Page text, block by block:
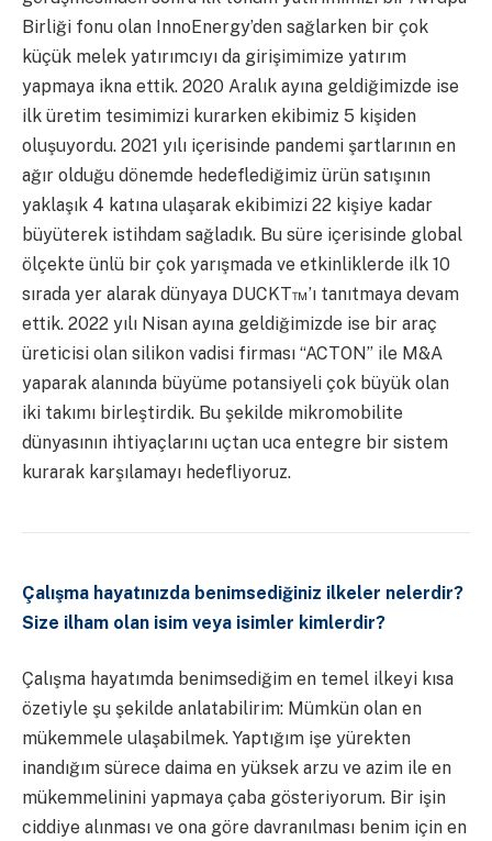
Birliği fonu olan InnoEnergy’den sağlarken bir çok
küçük melek yatırımcıyı da girişimimize yatırım
yapmaya ikna ettik. 2020 Aralık ayına geldiğimizde ise
ilk üretim tesimimizi kurarken ekibimiz 5 kişiden
oluşuyordu. 2021 yılı içerisinde pandemi şartlarının en
ağır olduğu dönemde hedeflediğimiz ürün satışının
yaklaşık 4 katına ulaşarak ekibimizi 22 kişiye kadar
büyüterek istihdam sağladık. Bu süre içerisinde global
ölçekte ünlü bir çok yarışmada ve etkinliklerde ilk 10
sırada yer alarak dünyaya DUCKT™’ı tanıtmaya devam
ettik. 2022 yılı Nisan ayına geldiğimizde ise bir araç
üreticisi olan silikon vadisi firması “ACTON” ile M&A
yaparak alanında büyüme potansiyeli çok büyük olan
iki takımı birleştirdik. Bu şekilde mikromobilite
dünyasının ihtiyaçlarını uçtan uca entegre bir sistem
kurarak karşılamayı hedefliyoruz.
Çalışma hayatınızda benimsediğiniz ilkeler nelerdir?
Size ilham olan isim veya isimler kimlerdir?
Çalışma hayatımda benimsediğim en temel ilkeyi kısa
özetiyle şu şekilde anlatabilirim: Mümkün olan en
mükemmele ulaşabilmek. Yaptığım işe yürekten
inandığım sürece daima en yüksek arzu ve azim ile en
mükemmelinini yapmaya çaba gösteriyorum. Bir işin
ciddiye alınması ve ona göre davranılması benim için en